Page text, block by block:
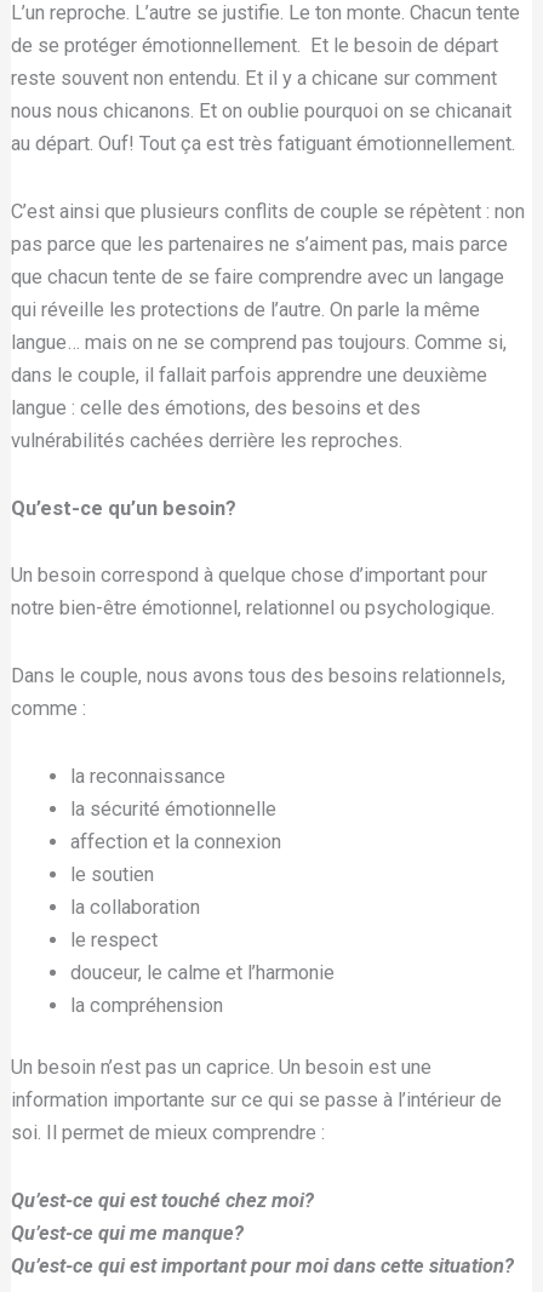
L’un reproche. L’autre se justifie. Le ton monte. Chacun tente
de se protéger émotionnellement.
Et le besoin de départ
reste souvent non entendu. Et il y a chicane sur comment
nous nous chicanons. Et on oublie pourquoi on se chicanait
au départ. Ouf! Tout ça est très fatiguant émotionnellement.
C’est ainsi que plusieurs conflits de couple se répètent : non
pas parce que les partenaires ne s’aiment pas, mais parce
que chacun tente de se faire comprendre avec un langage
qui réveille les protections de l’autre. On parle la même
langue… mais on ne se comprend pas toujours. Comme si,
dans le couple, il fallait parfois apprendre une deuxième
langue : celle des émotions, des besoins et des
vulnérabilités cachées derrière les reproches.
Qu’est-ce qu’un besoin?
Un besoin correspond à quelque chose d’important pour
notre bien-être émotionnel, relationnel ou psychologique.
Dans le couple, nous avons tous des besoins relationnels,
comme :
la reconnaissance
la sécurité émotionnelle
affection et la connexion
le soutien
la collaboration
le respect
douceur, le calme et l’harmonie
la compréhension
Un besoin n’est pas un caprice. Un besoin est une
information importante sur ce qui se passe à l’intérieur de
soi. Il permet de mieux comprendre :
Qu’est-ce qui est touché chez moi?
Qu’est-ce qui me manque?
Qu’est-ce qui est important pour moi dans cette situation?